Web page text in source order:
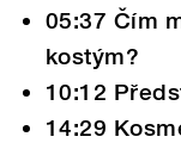
05:37 Čím
kostým?
10:12
14:29